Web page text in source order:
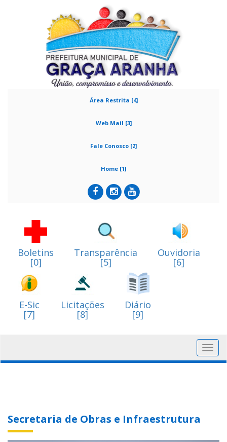
Área Restrita [4]
Web Mail [3]
Fale Conosco [2]
Home [1]
Boletins
[0]
Transparência
[5]
Ouvidoria
[6]
E-Sic
[7]
Licitações
[8]
Diário
[9]
Secretaria de Obras e Infraestrutura